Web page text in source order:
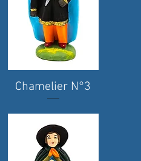
Quick View
Chamelier N°3